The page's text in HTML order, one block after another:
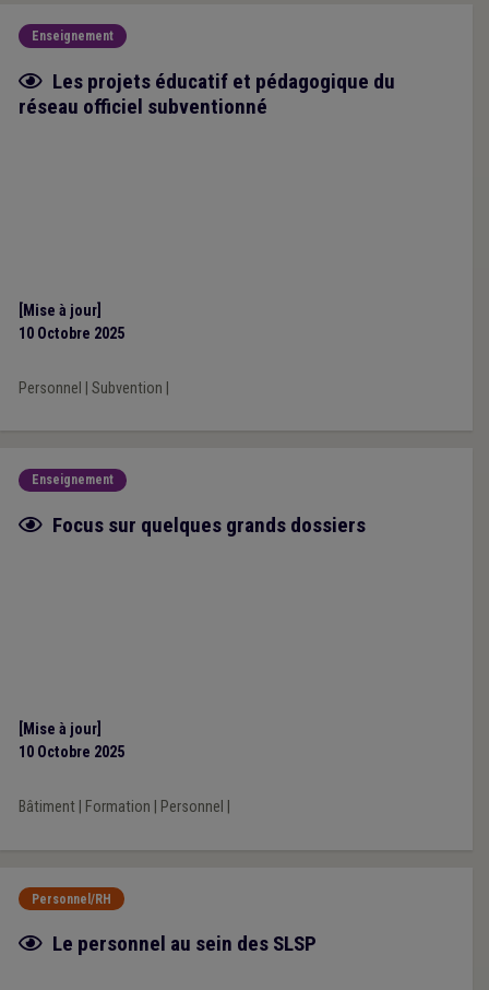
Enseignement
Fiche focus
Les projets éducatif et pédagogique du
réseau officiel subventionné
[Mise à jour]
10 Octobre 2025
Personnel Subvention
Enseignement
Fiche focus
Focus sur quelques grands dossiers
[Mise à jour]
10 Octobre 2025
Bâtiment| Formation Personnel
Personnel/RH
Fiche focus
Le personnel au sein des SLSP